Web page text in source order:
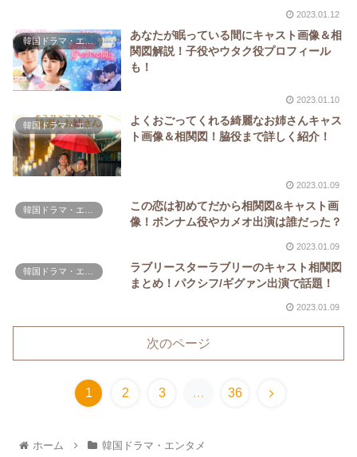
2023.01.12
韓国ドラマ・エンタメ
あなたが眠っている間にキャスト画像＆相
関図解説！子役やウタク役プロフィール
も！
2023.01.10
韓国ドラマ・エンタメ
よくおごってくれる綺麗なお姉さんキャス
ト画像＆相関図！脇役まで詳しく紹介！
2023.01.09
この恋は初めてだから相関図&キャスト画
像！ボンナム役やカメオ出演は誰だった？
2023.01.09
ラブリースターラブリーのキャスト相関図
まとめ！パクシフ/ギグァン出演で話題！
2023.01.09
次のページ
1 2 3 … 36
ホーム 韓国ドラマ・エンタメ